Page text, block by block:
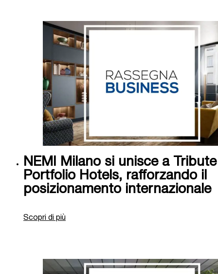
NEMI Milano si unisce a Tribute
Portfolio Hotels, rafforzando il
posizionamento internazionale
Scopri di più